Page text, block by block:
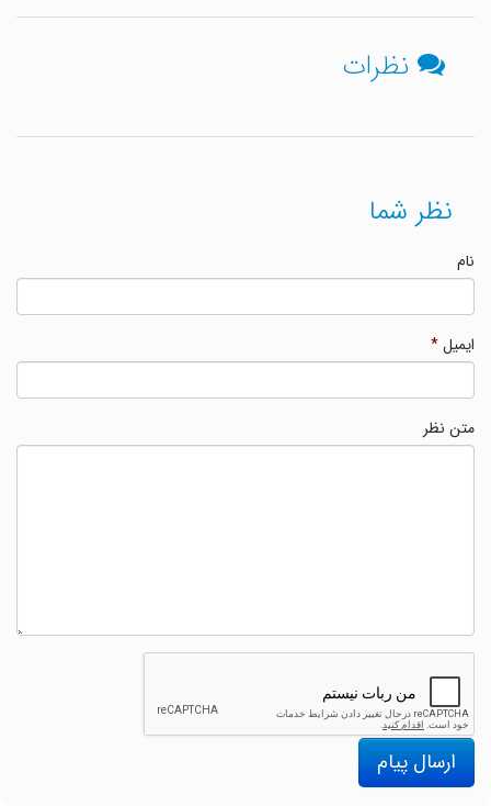
نظرات
نظر شما
ایمیل*
متن نظر
ارسال پیام